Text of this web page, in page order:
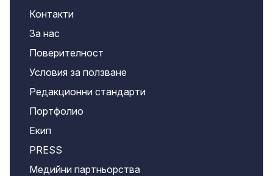
Контакти
За нас
Поверителност
Условия за ползване
Редакционни стандарти
Портфолио
Екип
PRESS
Медийни партньорства